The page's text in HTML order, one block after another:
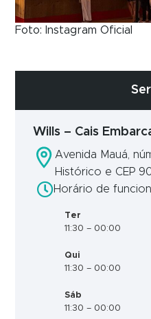
Foto: Instagram Oficial
Wills – Cais
Avenida Mauá,
Histórico e CEP
Horário de
Ter
11:30 – 00:00
Qui
11:30 – 00:00
Sáb
11:30 – 00:00